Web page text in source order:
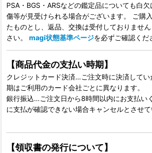
PSA・BGS・ARSなどの鑑定品についても白
傷等が見受けられる場合がございます。 ご購
たものとし、返品、交換は受付しておりませ
さい。 magi状態基準ページを必ずご確認くだ
【商品代金の支払い時期】
クレジットカード決済…ご注文時に決済して
期はご利用のカード会社ごとに異なります。
銀行振込…ご注文日から8時間以内にお支払い
に支払が確認できない場合キャンセルとさせ
【領収書の発行について】